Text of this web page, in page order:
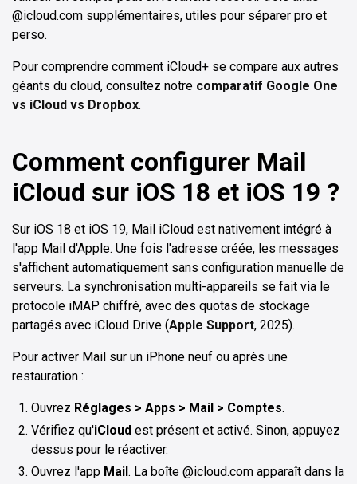
@icloud.com supplémentaires, utiles pour séparer pro et
perso.
Pour comprendre comment iCloud+ se compare aux autres
géants du cloud, consultez notre comparatif Google One
vs iCloud vs Dropbox.
Comment configurer Mail
iCloud sur iOS 18 et iOS 19 ?
Sur iOS 18 et iOS 19, Mail iCloud est nativement intégré à
l'app Mail d'Apple. Une fois l'adresse créée, les messages
s'affichent automatiquement sans configuration manuelle de
serveurs. La synchronisation multi-appareils se fait via le
protocole iMAP chiffré, avec des quotas de stockage
partagés avec iCloud Drive (Apple Support, 2025).
Pour activer Mail sur un iPhone neuf ou après une
restauration :
Ouvrez Réglages > Apps > Mail > Comptes.
Vérifiez qu'iCloud est présent et activé. Sinon, appuyez
dessus pour le réactiver.
Ouvrez l'app Mail. La boîte @icloud.com apparaît dans la